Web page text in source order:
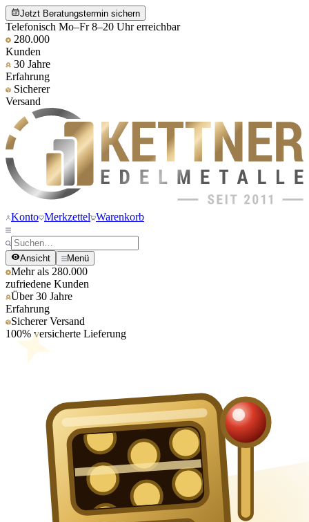
Jetzt Beratungstermin sichern
Telefonisch Mo–Fr 8–20 Uhr erreichbar
280.000
Kunden
30 Jahre
Erfahrung
Sicherer
Versand
Konto Merkzettel Warenkorb
Ansicht Menü
Mehr als 280.000
zufriedene Kunden
Über 30 Jahre
Erfahrung
Sicherer Versand
100% versicherte Lieferung